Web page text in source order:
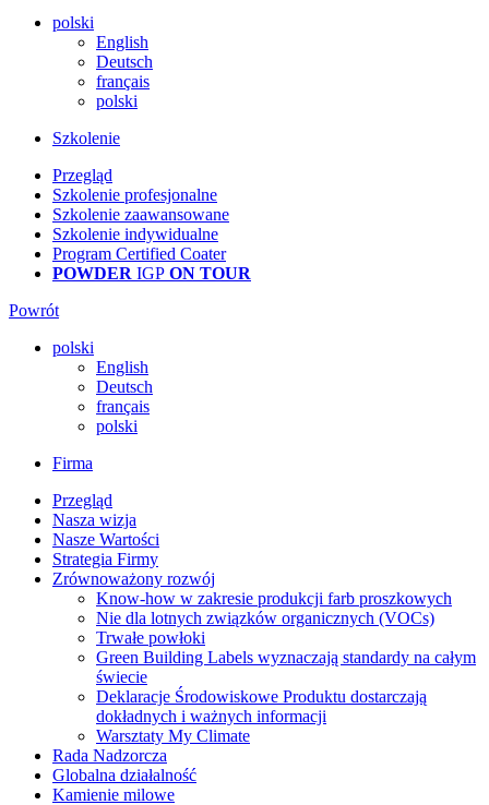
polski
English
Deutsch
français
polski
Szkolenie
Przegląd
Szkolenie profesjonalne
Szkolenie zaawansowane
Szkolenie indywidualne
Program Certified Coater
POWDER IGP ON TOUR
Powrót
polski
English
Deutsch
français
polski
Firma
Przegląd
Nasza wizja
Nasze Wartości
Strategia Firmy
Zrównoważony rozwój
Know-how w zakresie produkcji farb proszkowych
Nie dla lotnych związków organicznych (VOCs)
Trwałe powłoki
Green Building Labels wyznaczają standardy na całym
świecie
Deklaracje Środowiskowe Produktu dostarczają
dokładnych i ważnych informacji
Warsztaty My Climate
Rada Nadzorcza
Globalna działalność
Kamienie milowe